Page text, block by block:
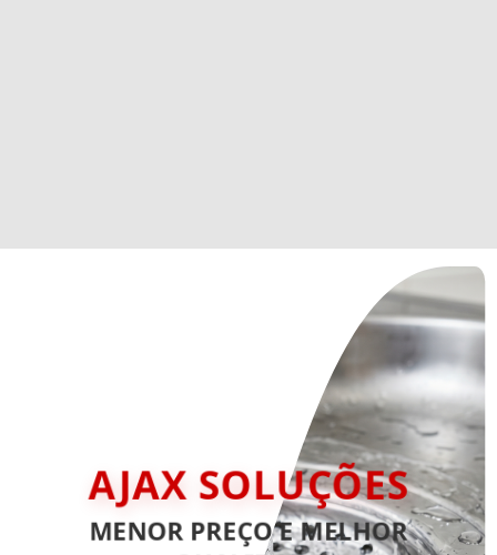
AJAX SOLUÇÕES
MENOR PREÇO E MELHOR